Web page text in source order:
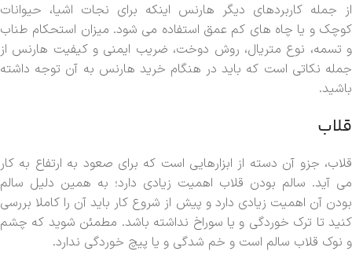
از جمله کاربردهای دیگر هارنس اینکه برای نجات اشیا، حیوانات
کوچک و یا چاه های کم عمق استفاده می شود. میزان استحکام طناب
و تسمه، نوع متریال، روش دوخت، ضریب ایمنی و کیفیت هارنس از
جمله نکاتی است که باید در هنگام خرید هارنس به آن توجه داشته
باشید.
قلاب
قلاب، جزو آن دسته از ابزارهایی است که برای صعود به ارتفاع به کار
می آید. سالم بودن قلاب اهمیت زیادی دارد؛ به همین دلیل سالم
بودن آن اهمیت زیادی دارد و پیش از شروع کار باید آن را کاملا بررسی
کنید تا ترک خوردگی و یا سوراخ نداشته باشد. مطمئن شوید که چشم
و نوک قلاب سالم است و خم شدگی و یا پیچ خوردگی ندارد.